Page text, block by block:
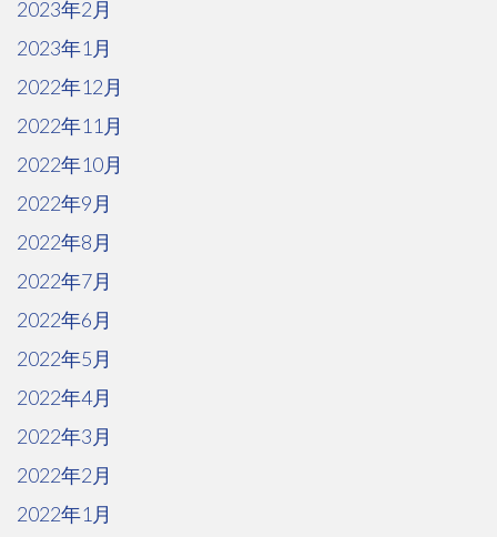
2023年2月
2023年1月
2022年12月
2022年11月
2022年10月
2022年9月
2022年8月
2022年7月
2022年6月
2022年5月
2022年4月
2022年3月
2022年2月
2022年1月